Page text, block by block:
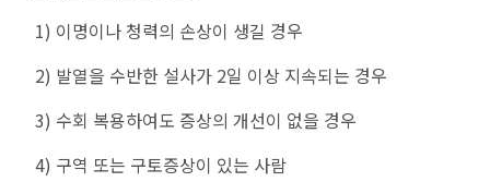
1) 이명이나 청력의 손상이 생길 경우
2) 발열을 수반한 설사가 2일 이상 지속되는 경우
3) 수회 복용하여도 증상의 개선이 없을 경우
4) 구역 또는 구토증상이 있는 사람